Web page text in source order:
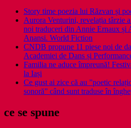
Story time poezia lui Răzvan și
Aurora Venturini, revelația târzie
noi traduceri din Annie Ernaux și
Anansi. World Fiction
CNDB propune 11 piese noi de
Academiei de Dans și
Familia ne aduce împreună!
la Iași
Ce gust ai zice că au ”poetic
sonoră” când sunt traduse în
ce se spune